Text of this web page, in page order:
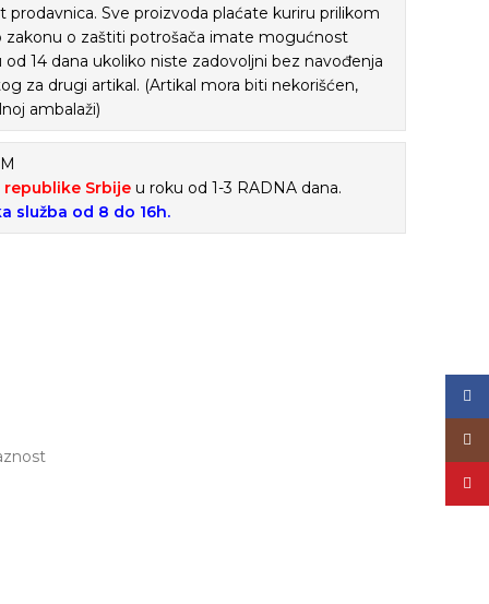
prodavnica. Sve proizvoda plaćate kuriru prilikom
zakonu o zaštiti potrošača imate mogućnost
od 14 dana ukoliko niste zadovoljni bez navođenja
za drugi artikal. (Artikal mora biti nekorišćen,
ambalaži)
Srbije u roku od 1-3 RADNA dana.
služba od 8 do 16h.